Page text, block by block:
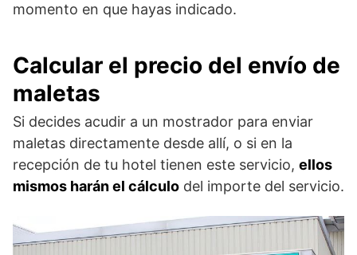
momento en que hayas indicado.
Calcular el precio del envío de
maletas
Si decides acudir a un mostrador para enviar
maletas directamente desde allí, o si en la
recepción de tu hotel tienen este servicio, ellos
mismos harán el cálculo del importe del servicio.